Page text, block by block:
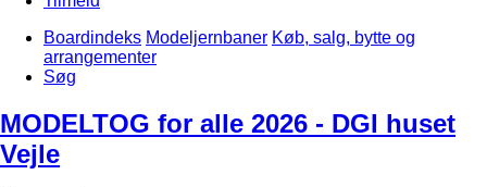
Boardindeks Modeljernbaner Køb, salg, bytte og
arrangementer
Søg
MODELTOG for alle 2026 - DGI huset
Vejle